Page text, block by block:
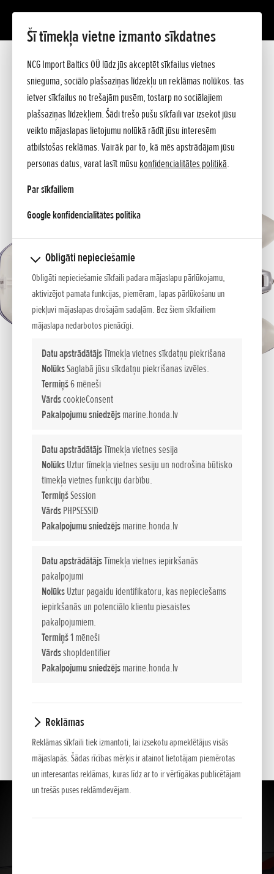
Šī tīmekļa vietne izmanto sīkdatnes
NCG Import Baltics OÜ lūdz jūs akceptēt sīkfailus vietnes
snieguma, sociālo plašsaziņas līdzekļu un reklāmas nolūkos. tas
ietver sīkfailus no trešajām pusēm, tostarp no sociālajiem
plašsaziņas līdzekļiem. Šādi trešo pušu sīkfaili var izsekot jūsu
veikto mājaslapas lietojumu nolūkā rādīt jūsu interesēm
atbilstošas reklāmas. Vairāk par to, kā mēs apstrādājam jūsu
personas datus, varat lasīt mūsu konfidencialitātes politikā.
Par sīkfailiem
Google konfidencialitātes politikaopens in a new tab
Obligāti nepieciešamie
Obligāti nepieciešamie sīkfaili padara mājaslapu pārlūkojamu,
aktivizējot pamata funkcijas, piemēram, lapas pārlūkošanu un
piekļuvi mājaslapas drošajām sadaļām. Bez šiem sīkfailiem
mājaslapa nedarbotos pienācīgi.
Datu apstrādātājsTīmekļa vietnes sīkdatņu piekrišana
NolūksSaglabā jūsu sīkdatņu piekrišanas izvēles.
Termiņš6 mēneši
VārdscookieConsent
Pakalpojumu sniedzējsmarine.honda.lv
Datu apstrādātājsTīmekļa vietnes sesija
NolūksUztur tīmekļa vietnes sesiju un nodrošina būtisko
tīmekļa vietnes funkciju darbību.
TermiņšSession
VārdsPHPSESSID
Pakalpojumu sniedzējsmarine.honda.lv
Datu apstrādātājsTīmekļa vietnes iepirkšanās
pakalpojumi
NolūksUztur pagaidu identifikatoru, kas nepieciešams
iepirkšanās un potenciālo klientu piesaistes
pakalpojumiem.
Termiņš1 mēneši
VārdsshopIdentifier
Pakalpojumu sniedzējsmarine.honda.lv
Reklāmas
Reklāmas sīkfaili tiek izmantoti, lai izsekotu apmeklētājus visās
mājaslapās. Šādas rīcības mērķis ir atainot lietotājam piemērotas
un interesantas reklāmas, kuras līdz ar to ir vērtīgākas publicētājam
un trešās puses reklāmdevējam.
Ar dēlīšu grīdu
Prezentācija
Tehniskie dati
Cenrādis
Jautājiet sīkāku informāciju
PIEDĀVĀJUMS
SERVISA LAIKS
KONTAKTI
Jautājiet sīkāku informāciju
JŪSU VĀRDS:*
E-PASTS/TĀLRUNIS:
JAUTĀJUMS: